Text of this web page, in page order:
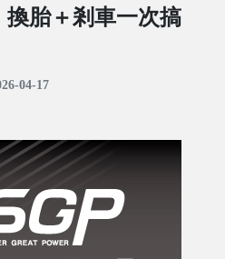
胎＋剎車一次搞
04-17